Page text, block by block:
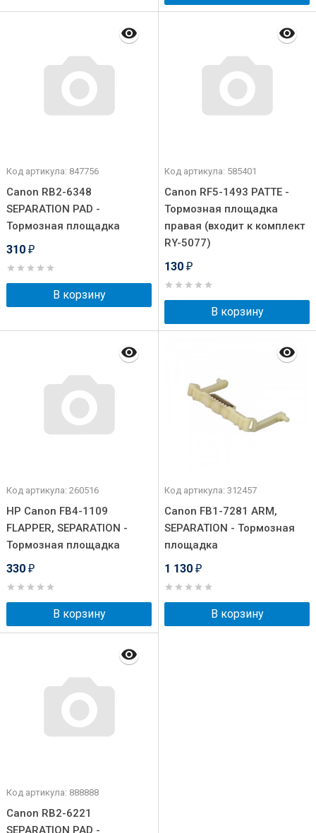
Код артикула: 847756
Canon RB2-6348
SEPARATION PAD -
Тормозная площадка
310 ₽
В корзину
Код артикула: 585401
Canon RF5-1493 PATTE -
Тормозная площадка
правая (входит к комплект
RY-5077)
130 ₽
В корзину
Код артикула: 260516
HP Canon FB4-1109
FLAPPER, SEPARATION -
Тормозная площадка
330 ₽
В корзину
Код артикула: 312457
Canon FB1-7281 ARM,
SEPARATION - Тормозная
площадка
1 130 ₽
В корзину
Код артикула: 888888
Canon RB2-6221
SEPARATION PAD -